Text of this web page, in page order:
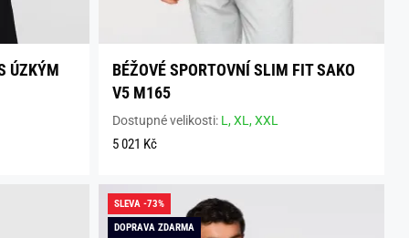
ÚZKÝM
BÉŽOVÉ SPORTOVNÍ SLIM FIT SAKO
V5 M165
Dostupné velikosti: L,XL,XXL
5 021 Kč
SLEVA -73%
DOPRAVA ZDARMA